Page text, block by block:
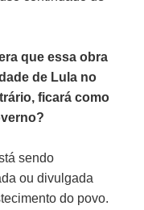
que essa obra
de Lula no
ficará como
sendo
ou divulgada
do povo.